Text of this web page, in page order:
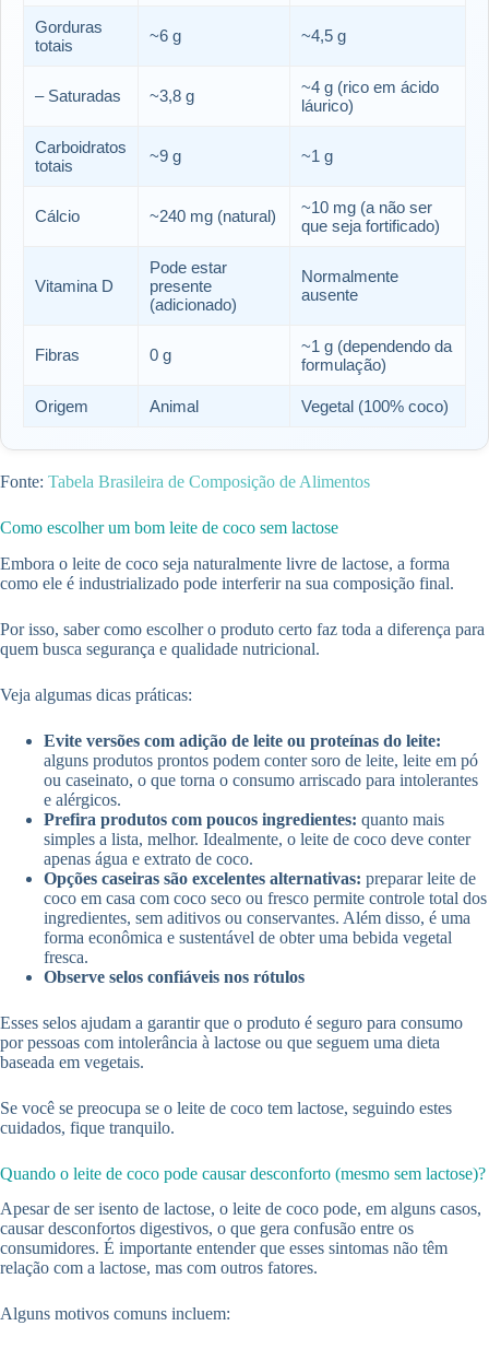
Gorduras
totais
~6 g ~4,5 g
– Saturadas ~3,8 g
~4 g (rico em ácido
láurico)
Carboidratos
totais
~9 g ~1 g
Cálcio ~240 mg (natural)
~10 mg (a não ser
que seja fortificado)
Vitamina D
Pode estar
presente
(adicionado)
Normalmente
ausente
Fibras 0 g
~1 g (dependendo da
formulação)
Origem Animal Vegetal (100% coco)
Fonte: Tabela Brasileira de Composição de Alimentos
Como escolher um bom leite de coco sem lactose
Embora o leite de coco seja naturalmente livre de lactose, a forma
como ele é industrializado pode interferir na sua composição final.
Por isso, saber como escolher o produto certo faz toda a diferença para
quem busca segurança e qualidade nutricional.
Veja algumas dicas práticas:
Evite versões com adição de leite ou proteínas do leite:
alguns produtos prontos podem conter soro de leite, leite em pó
ou caseinato, o que torna o consumo arriscado para intolerantes
e alérgicos.
Prefira produtos com poucos ingredientes: quanto mais
simples a lista, melhor. Idealmente, o leite de coco deve conter
apenas água e extrato de coco.
Opções caseiras são excelentes alternativas: preparar leite de
coco em casa com coco seco ou fresco permite controle total dos
ingredientes, sem aditivos ou conservantes. Além disso, é uma
forma econômica e sustentável de obter uma bebida vegetal
fresca.
Observe selos confiáveis nos rótulos
Esses selos ajudam a garantir que o produto é seguro para consumo
por pessoas com intolerância à lactose ou que seguem uma dieta
baseada em vegetais.
Se você se preocupa se o leite de coco tem lactose, seguindo estes
cuidados, fique tranquilo.
Quando o leite de coco pode causar desconforto (mesmo sem lactose)?
Apesar de ser isento de lactose, o leite de coco pode, em alguns casos,
causar desconfortos digestivos, o que gera confusão entre os
consumidores. É importante entender que esses sintomas não têm
relação com a lactose, mas com outros fatores.
Alguns motivos comuns incluem: